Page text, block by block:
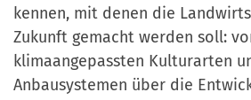
kennen, mit denen die
Zukunft gemacht werden soll:
klimaangepassten Kulturarten
Anbausystemen über die